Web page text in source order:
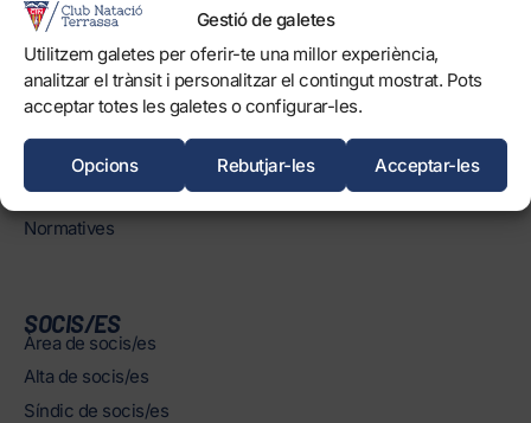
Gestió de galetes
Utilitzem galetes per oferir-te una millor experiència,
analitzar el trànsit i personalitzar el contingut mostrat. Pots
acceptar totes les galetes o configurar-les.
Acceptar-les
Rebutjar-les
Opcions
Treballa amb nosaltres
Protecció dels Infants
Objectius de Desenvolupament Sostenible
INSTAL·LACIONS
Horaris
Piscines
Normatives
SOCIS/ES
Àrea de socis/es
Alta de socis/es
Síndic de socis/es